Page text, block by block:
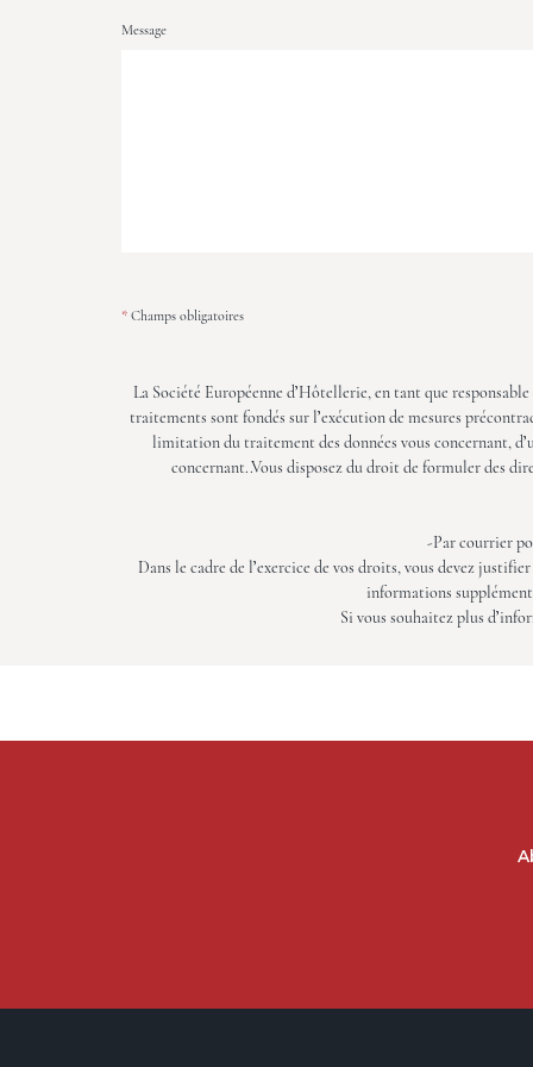
Message
* Champs obligatoires
La Société Européenne d’Hôtellerie, en tant que
traitements sont fondés sur l’exécution de mesures
limitation du traitement des données vous concernant,
concernant..Vous disposez du droit de formuler des
-Par courrier
Dans le cadre de l’exercice de vos droits, vous devez
informations
Si vous souhaitez plus